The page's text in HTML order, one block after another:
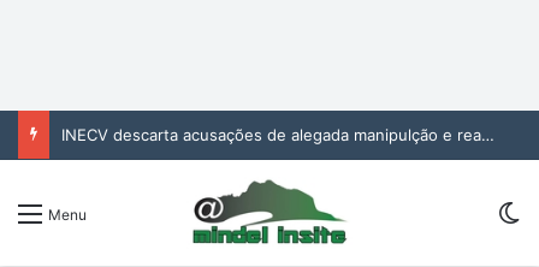
INECV descarta acusações de alegada manipulção e reafirma independência e rigor das estatísticas oficiais
Menu